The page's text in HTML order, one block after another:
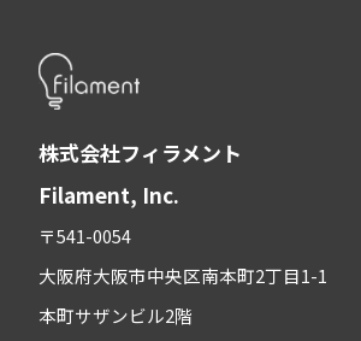
株式会社フィラメント
Filament, Inc.
〒541-0054
大阪府大阪市中央区南本町2丁目1-1
本町サザンビル2階